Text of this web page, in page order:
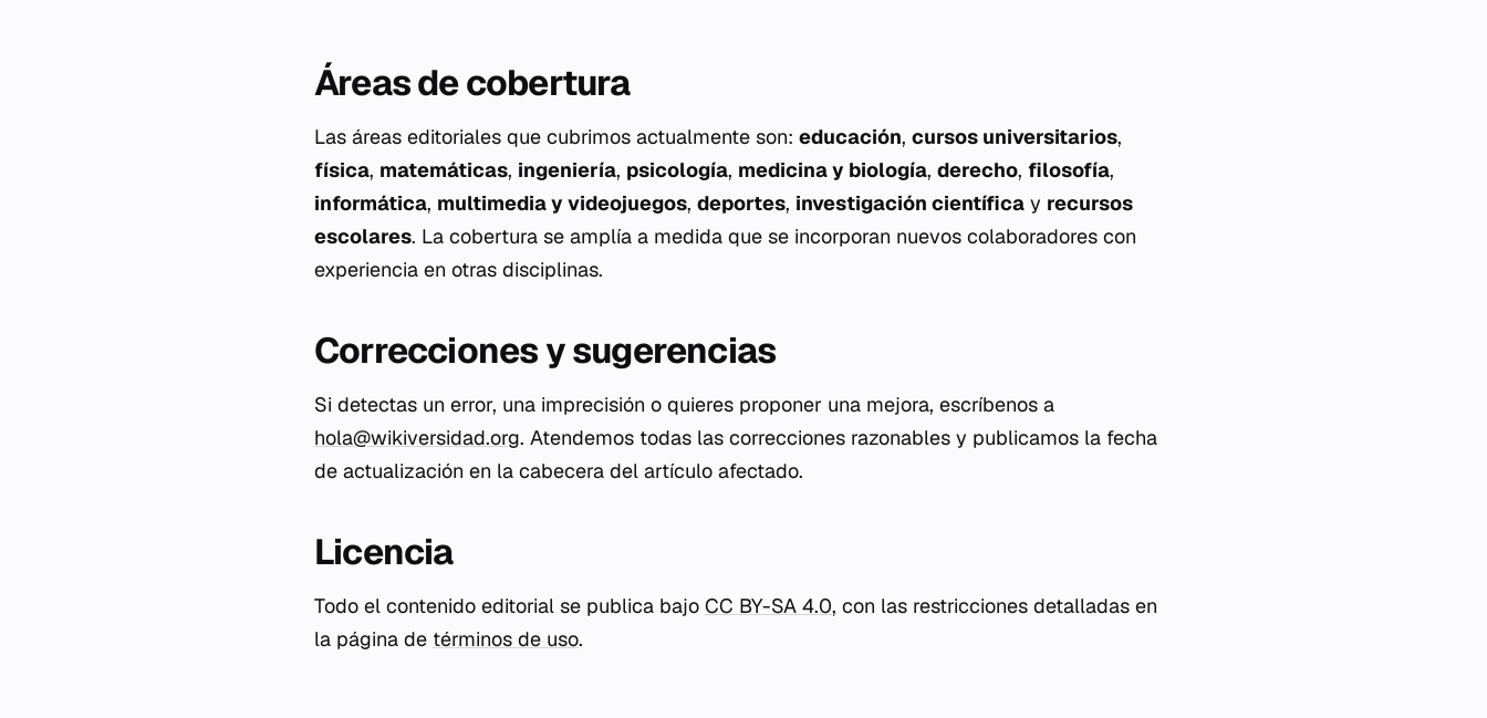
Áreas de cobertura
Las áreas editoriales que cubrimos actualmente son: educación, cursos universitarios,
física, matemáticas, ingeniería, psicología, medicina y biología, derecho, filosofía,
informática, multimedia y videojuegos, deportes, investigación científica y recursos
escolares. La cobertura se amplía a medida que se incorporan nuevos colaboradores con
experiencia en otras disciplinas.
Correcciones y sugerencias
Si detectas un error, una imprecisión o quieres proponer una mejora, escríbenos a
hola@wikiversidad.org. Atendemos todas las correcciones razonables y publicamos la fecha
de actualización en la cabecera del artículo afectado.
Licencia
Todo el contenido editorial se publica bajo CC BY-SA 4.0, con las restricciones detalladas en
la página de términos de uso.